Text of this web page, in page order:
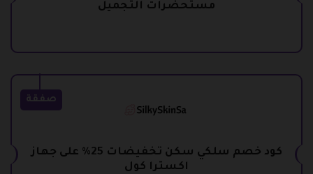
مستحضرات التجميل
صفقة
كود خصم سلكي سكن تخفيضات 25% على جهاز
اكسترا كول